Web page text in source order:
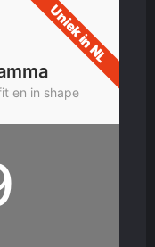
en in shape
Uniek in NL